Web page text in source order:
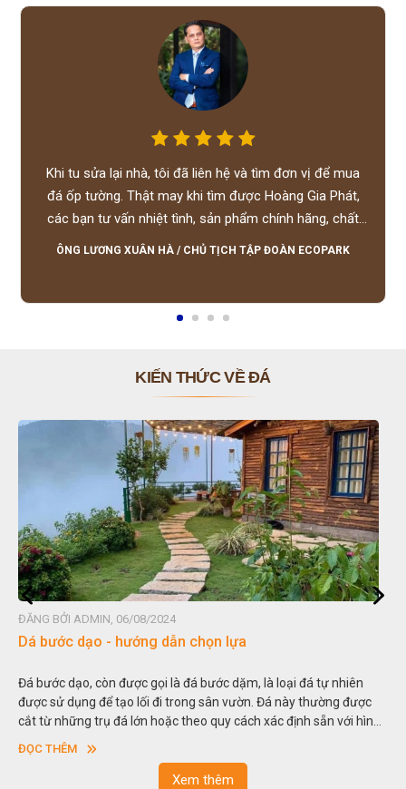
Khi tu sửa lại nhà, tôi đã liên hệ và tìm đơn vị để mua
đá ốp tường. Thật may khi tìm được Hoàng Gia Phát,
các bạn tư vấn nhiệt tình, sản phẩm chính hãng, chất
lượng tốt, giá hợp lý, hỗ trợ tận tình.
ÔNG LƯƠNG XUÂN HÀ / CHỦ TỊCH TẬP ĐOÀN ECOPARK
KIẾN THỨC VỀ ĐÁ
đá tự nhiên
thường được
sẵn với hình
ĐĂNG BỞI ADMIN, 06/08/2024
Đá non bộ - cách lựa chọn non bộ đẹp
Hòn non bộ được biết đến là một nghệ thuật xây
thu nhỏ, đưa mô hình những ngọn núi to lớn
trong các vườn cảnh. Hay nói một cách khác,
Xem thêm